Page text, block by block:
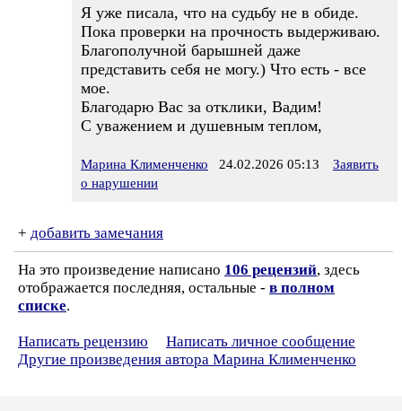
Я уже писала, что на судьбу не в обиде.
Пока проверки на прочность выдерживаю.
Благополучной барышней даже
представить себя не могу.) Что есть - все
мое.
Благодарю Вас за отклики, Вадим!
С уважением и душевным теплом,
Марина Клименченко 24.02.2026 05:13
Заявить
о нарушении
+ добавить замечания
На это произведение написано 106 рецензий, здесь
отображается последняя, остальные - в полном
списке.
Написать рецензию
Написать личное сообщение
Другие произведения автора Марина Клименченко